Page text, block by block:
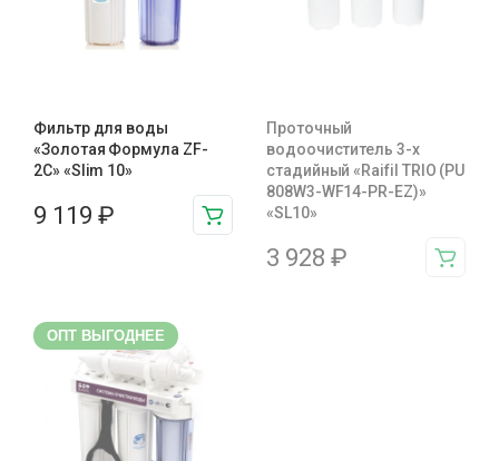
Фильтр для воды
«Золотая Формула ZF-
2С» «Slim 10»
9 119 ₽
Проточный
водоочиститель 3-х
стадийный «Raifil TRIO (PU
808W3-WF14-PR-EZ)»
«SL10»
3 928 ₽
ОПТ ВЫГОДНЕЕ